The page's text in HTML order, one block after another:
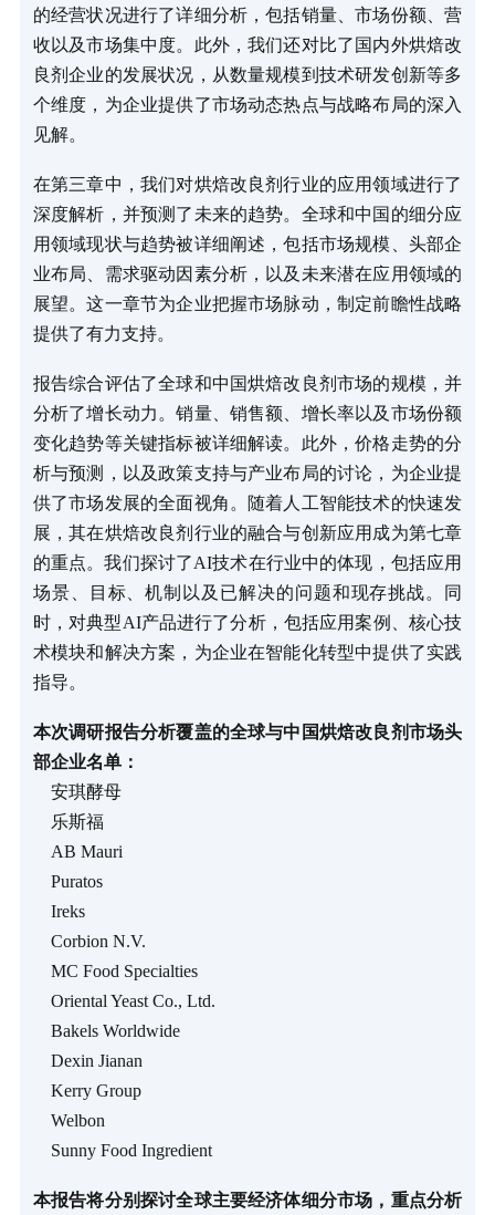
的经营状况进行了详细分析，包括销量、市场份额、营
收以及市场集中度。此外，我们还对比了国内外烘焙改
良剂企业的发展状况，从数量规模到技术研发创新等多
个维度，为企业提供了市场动态热点与战略布局的深入
见解。
在第三章中，我们对烘焙改良剂行业的应用领域进行了
深度解析，并预测了未来的趋势。全球和中国的细分应
用领域现状与趋势被详细阐述，包括市场规模、头部企
业布局、需求驱动因素分析，以及未来潜在应用领域的
展望。这一章节为企业把握市场脉动，制定前瞻性战略
提供了有力支持。
报告综合评估了全球和中国烘焙改良剂市场的规模，并
分析了增长动力。销量、销售额、增长率以及市场份额
变化趋势等关键指标被详细解读。此外，价格走势的分
析与预测，以及政策支持与产业布局的讨论，为企业提
供了市场发展的全面视角。随着人工智能技术的快速发
展，其在烘焙改良剂行业的融合与创新应用成为第七章
的重点。我们探讨了AI技术在行业中的体现，包括应用
场景、目标、机制以及已解决的问题和现存挑战。同
时，对典型AI产品进行了分析，包括应用案例、核心技
术模块和解决方案，为企业在智能化转型中提供了实践
指导。
本次调研报告分析覆盖的全球与中国烘焙改良剂市场头
部企业名单：
安琪酵母
乐斯福
AB Mauri
Puratos
Ireks
Corbion N.V.
MC Food Specialties
Oriental Yeast Co., Ltd.
Bakels Worldwide
Dexin Jianan
Kerry Group
Welbon
Sunny Food Ingredient
本报告将分别探讨全球主要经济体细分市场，重点分析